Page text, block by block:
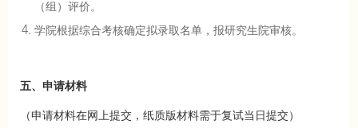
（组）评价。
学院根据综合考核确定拟录取名单，报研究生院审核。
五、申请材料
（申请材料在网上提交，纸质版材料需于复试当日提交）